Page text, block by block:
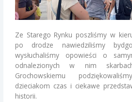
Ze Starego Rynku poszliśmy w
po drodze nawiedziliśmy
wysłuchaliśmy opowieści o
odnalezionych w nim
Grochowskiemu
dzieciakom czas i ciekawe
historii.